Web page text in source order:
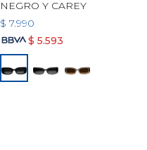
NEGRO Y CAREY
$ 7.990
$ 5.593